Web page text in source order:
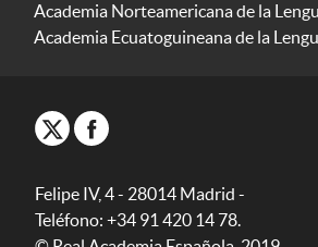
Academia Norteamericana de la
Academia Ecuatoguineana de la
Felipe IV, 4 - 28014 Madrid -
Teléfono: +34 91 420 14 78.